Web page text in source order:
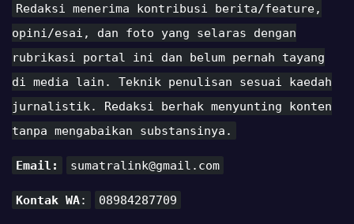
Redaksi menerima kontribusi berita/feature,
opini/esai, dan foto yang selaras dengan
rubrikasi portal ini dan belum pernah tayang
di media lain. Teknik penulisan sesuai kaedah
jurnalistik. Redaksi berhak menyunting konten
tanpa mengabaikan substansinya.
Email: sumatralink@gmail.com
Kontak WA: 08984287709